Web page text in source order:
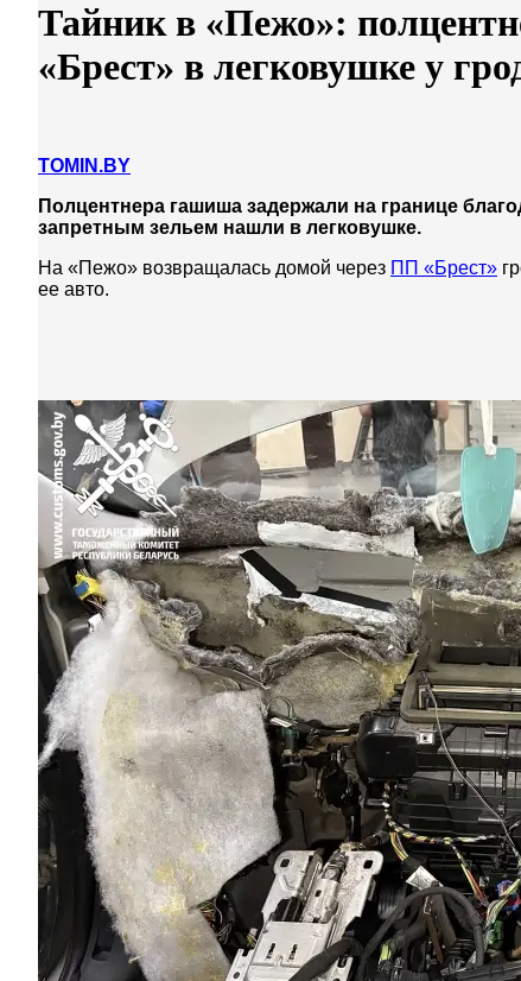
Тайник в «Пежо»:
«Брест» в легковушке у
TOMIN.BY
Полцентнера гашиша задержали на границе
запретным зельем нашли в легковушке.
На «Пежо» возвращалась домой через ПП «Брест»
ее авто.